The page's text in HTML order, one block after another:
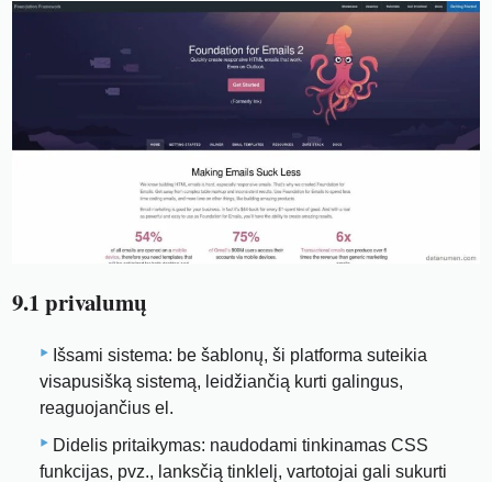
9.1 privalumų
Išsami sistema: be šablonų, ši platforma suteikia
visapusišką sistemą, leidžiančią kurti galingus,
reaguojančius el.
Didelis pritaikymas: naudodami tinkinamas CSS
funkcijas, pvz., lanksčią tinklelį, vartotojai gali sukurti